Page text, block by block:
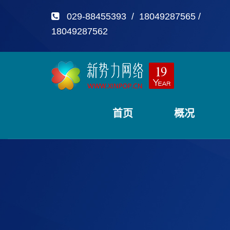
029-88455393 / 18049287565 /
18049287562
首页 概况